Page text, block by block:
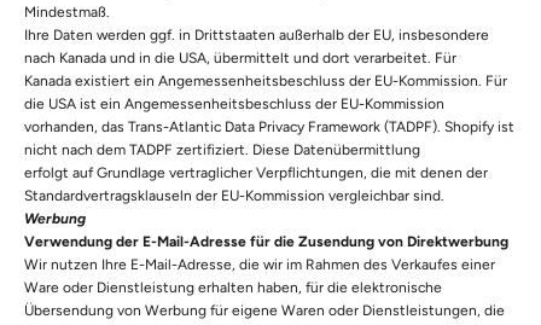
Mindestmaß.
Ihre Daten werden ggf. in Drittstaaten außerhalb der EU, insbesondere
nach Kanada und in die USA, übermittelt und dort verarbeitet. Für
Kanada existiert ein Angemessenheitsbeschluss der EU-Kommission. Für
die USA ist ein Angemessenheitsbeschluss der EU-Kommission
vorhanden, das Trans-Atlantic Data Privacy Framework (TADPF). Shopify ist
nicht nach dem TADPF zertifiziert. Diese Datenübermittlung
erfolgt auf Grundlage vertraglicher Verpflichtungen, die mit denen der
Standardvertragsklauseln der EU-Kommission vergleichbar sind.
Werbung
Verwendung der E-Mail-Adresse für die Zusendung von Direktwerbung
Wir nutzen Ihre E-Mail-Adresse, die wir im Rahmen des Verkaufes einer
Ware oder Dienstleistung erhalten haben, für die elektronische
Übersendung von Werbung für eigene Waren oder Dienstleistungen, die